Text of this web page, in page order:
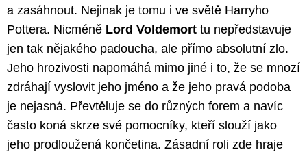
a zasáhnout. Nejinak je tomu i ve světě Harryho
Pottera. Nicméně Lord Voldemort tu nepředstavuje
jen tak nějakého padoucha, ale přímo absolutní zlo.
Jeho hrozivosti napomáhá mimo jiné i to, že se mnozí
zdráhají vyslovit jeho jméno a že jeho pravá podoba
je nejasná. Převtěluje se do různých forem a navíc
často koná skrze své pomocníky, kteří slouží jako
jeho prodloužená končetina. Zásadní roli zde hraje